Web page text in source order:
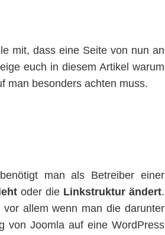
mit, dass eine Seite von nun an
euch in diesem Artikel warum
man besonders achten muss.
man als Betreiber einer
oder die Linkstruktur ändert.
vor allem wenn man die darunter
von Joomla auf eine WordPress